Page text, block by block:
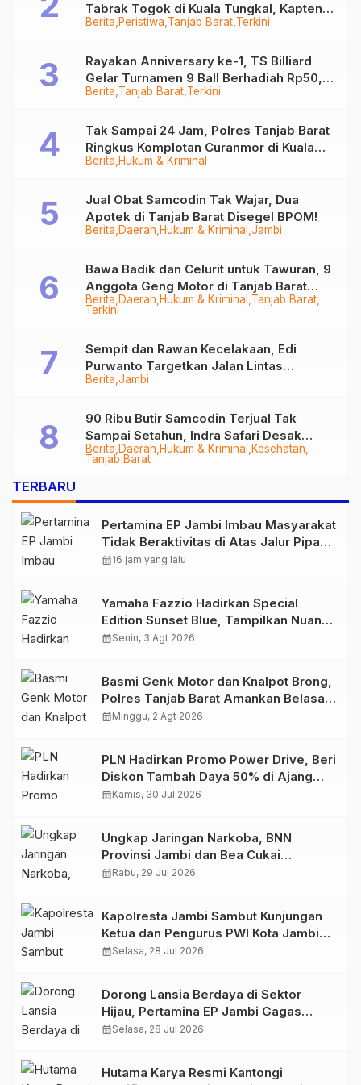
Berita Peristiwa Tanjab Barat Terkini
Tabrak Togok di Kuala Tungkal, Kapten
Sempat Hilang
Berita Tanjab Barat Terkini
Rayakan Anniversary ke-1, TS Billiard
Gelar Turnamen 9 Ball Berhadiah Rp50,8
Juta
Berita Hukum & Kriminal
Tak Sampai 24 Jam, Polres Tanjab Barat
Ringkus Komplotan Curanmor di Kuala
Tungkal
Berita Daerah Hukum & Kriminal Jambi
Jual Obat Samcodin Tak Wajar, Dua
Apotek di Tanjab Barat Disegel BPOM!
Berita Daerah Hukum & Kriminal Tanjab Barat
Terkini
Bawa Badik dan Celurit untuk Tawuran, 9
Anggota Geng Motor di Tanjab Barat
Diringkus
Berita Jambi
Sempit dan Rawan Kecelakaan, Edi
Purwanto Targetkan Jalan Lintas
Tungkal-Jambi Mulus di 2028
Berita Daerah Hukum & Kriminal
Kesehatan
Tanjab Barat
90 Ribu Butir Samcodin Terjual Tak
Sampai Setahun, Indra Safari Desak
Audit Menyeluruh
TERBARU
Pertamina EP Jambi Imbau Masyarakat
Tidak Beraktivitas di Atas Jalur Pipa
Migas Demi Keselamatan Bersama
calendar_month16 jam yang lalu
Yamaha Fazzio Hadirkan Special
Edition Sunset Blue, Tampilkan Nuansa
Retro Summer yang Semakin Skena
calendar_monthSenin, 3 Agt 2026
Basmi Genk Motor dan Knalpot Brong,
Polres Tanjab Barat Amankan Belasan
Kendaraan
calendar_monthMinggu, 2 Agt 2026
PLN Hadirkan Promo Power Drive, Beri
Diskon Tambah Daya 50% di Ajang
GIIAS 2026
calendar_monthKamis, 30 Jul 2026
Ungkap Jaringan Narkoba, BNN
Provinsi Jambi dan Bea Cukai
Amankan Sembilan Pelaku beserta
calendar_monthRabu, 29 Jul 2026
Kapolresta Jambi Sambut Kunjungan
Ketua dan Pengurus PWI Kota Jambi
Perkuat Sinergi dan Kolaborasi
calendar_monthSelasa, 28 Jul 2026
Dorong Lansia Berdaya di Sektor
Hijau, Pertamina EP Jambi Gagas
Lansiapreneur Batik Eco-Print
calendar_monthSelasa, 28 Jul 2026
Hutama Karya Resmi Kantongi